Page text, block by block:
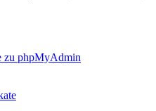
zu phpMyAdmin